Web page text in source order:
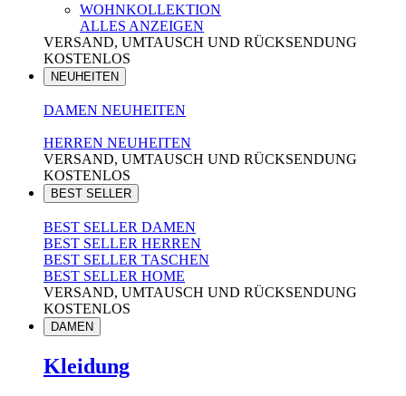
WOHNKOLLEKTION
ALLES ANZEIGEN
VERSAND, UMTAUSCH UND RÜCKSENDUNG
KOSTENLOS
NEUHEITEN
DAMEN NEUHEITEN
HERREN NEUHEITEN
VERSAND, UMTAUSCH UND RÜCKSENDUNG
KOSTENLOS
BEST SELLER
BEST SELLER DAMEN
BEST SELLER HERREN
BEST SELLER TASCHEN
BEST SELLER HOME
VERSAND, UMTAUSCH UND RÜCKSENDUNG
KOSTENLOS
DAMEN
Kleidung